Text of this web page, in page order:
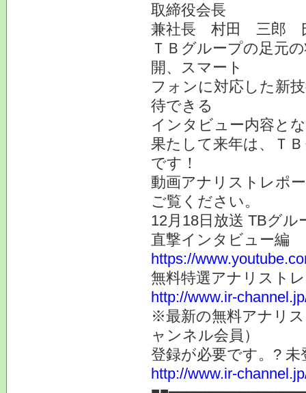
取締役会長
兼社長 村田 三郎 氏
ＴＢグループの足元
開、スマート
フォンに対応した新
待できる
インタビュー内容と
果たして来年は、Ｔ
です！
動画アナリストレポ
ご覧ください。
12月18日放送 TBグル
直撃インタビュー編
https://
無料特選アナリスト
http://www.ir-
※最新の無料アナリ
ャンネル会員）
登録が必要です。?
http://www.ir-